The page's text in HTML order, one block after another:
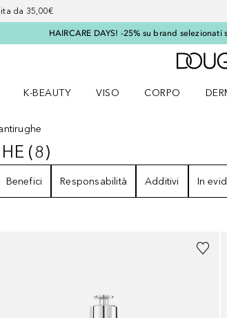
da 35,00€
HAIRCARE DAYS! -25% su brand selezionati
K-BEAUTY
VISO
CORPO
8
(8)
Benefici Responsabilità Additivi In